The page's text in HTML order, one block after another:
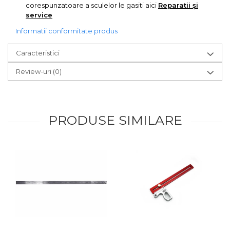
Elastice
Intretinere & Cosmetica
Scule pentru coloana de
Scule Tamplarie
Baroase
corespunzatoare a sculelor le gasiti aici Reparatii și
service
Informatii conformitate produs
Caracteristici
Review-uri (0)
PRODUSE SIMILARE